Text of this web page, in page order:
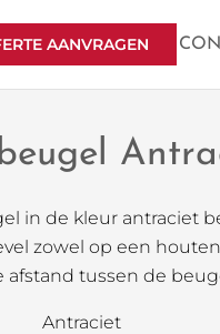
AANVRAGEN
in de kleur antraciet
zowel op een
tussen de
Antraciet